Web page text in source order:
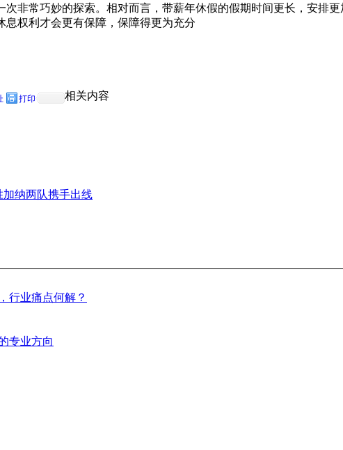
非常巧妙的探索。相对而言，带薪年休假的假期时间更长，安排
权利才会更有保障，保障得更为充分
打印 相关内容
纳两队携手出线
行业痛点何解？
专业方向